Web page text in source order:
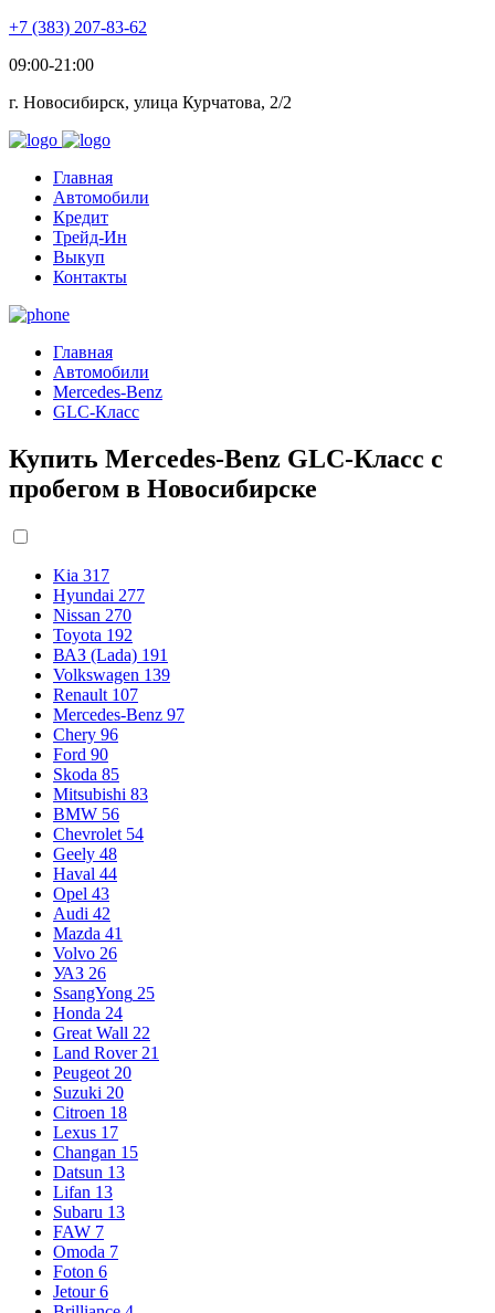
+7 (383) 207-83-62
09:00-21:00
г. Новосибирск, улица Курчатова, 2/2
Главная
Автомобили
Кредит
Трейд-Ин
Выкуп
Контакты
Главная
Автомобили
Mercedes-Benz
GLC-Класс
Купить Mercedes-Benz GLC-Класс с
пробегом в Новосибирске
Kia 317
Hyundai 277
Nissan 270
Toyota 192
ВАЗ (Lada) 191
Volkswagen 139
Renault 107
Mercedes-Benz 97
Chery 96
Ford 90
Skoda 85
Mitsubishi 83
BMW 56
Chevrolet 54
Geely 48
Haval 44
Opel 43
Audi 42
Mazda 41
Volvo 26
УАЗ 26
SsangYong 25
Honda 24
Great Wall 22
Land Rover 21
Peugeot 20
Suzuki 20
Citroen 18
Lexus 17
Changan 15
Datsun 13
Lifan 13
Subaru 13
FAW 7
Omoda 7
Foton 6
Jetour 6